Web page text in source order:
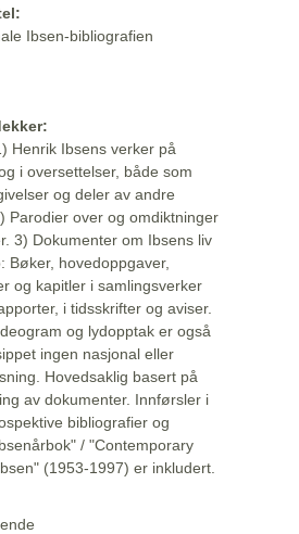
Ibsen-bibliografien
Henrik Ibsens verker på
i oversettelser, både som
og deler av andre
Parodier over og omdiktninger
3) Dokumenter om Ibsens liv
Bøker, hovedoppgaver,
og kapitler i samlingsverker
i tidsskrifter og aviser.
og lydopptak er også
ingen nasjonal eller
Hovedsaklig basert på
av dokumenter. Innførsler i
bibliografier og
/ "Contemporary
(1953-1997) er inkludert.